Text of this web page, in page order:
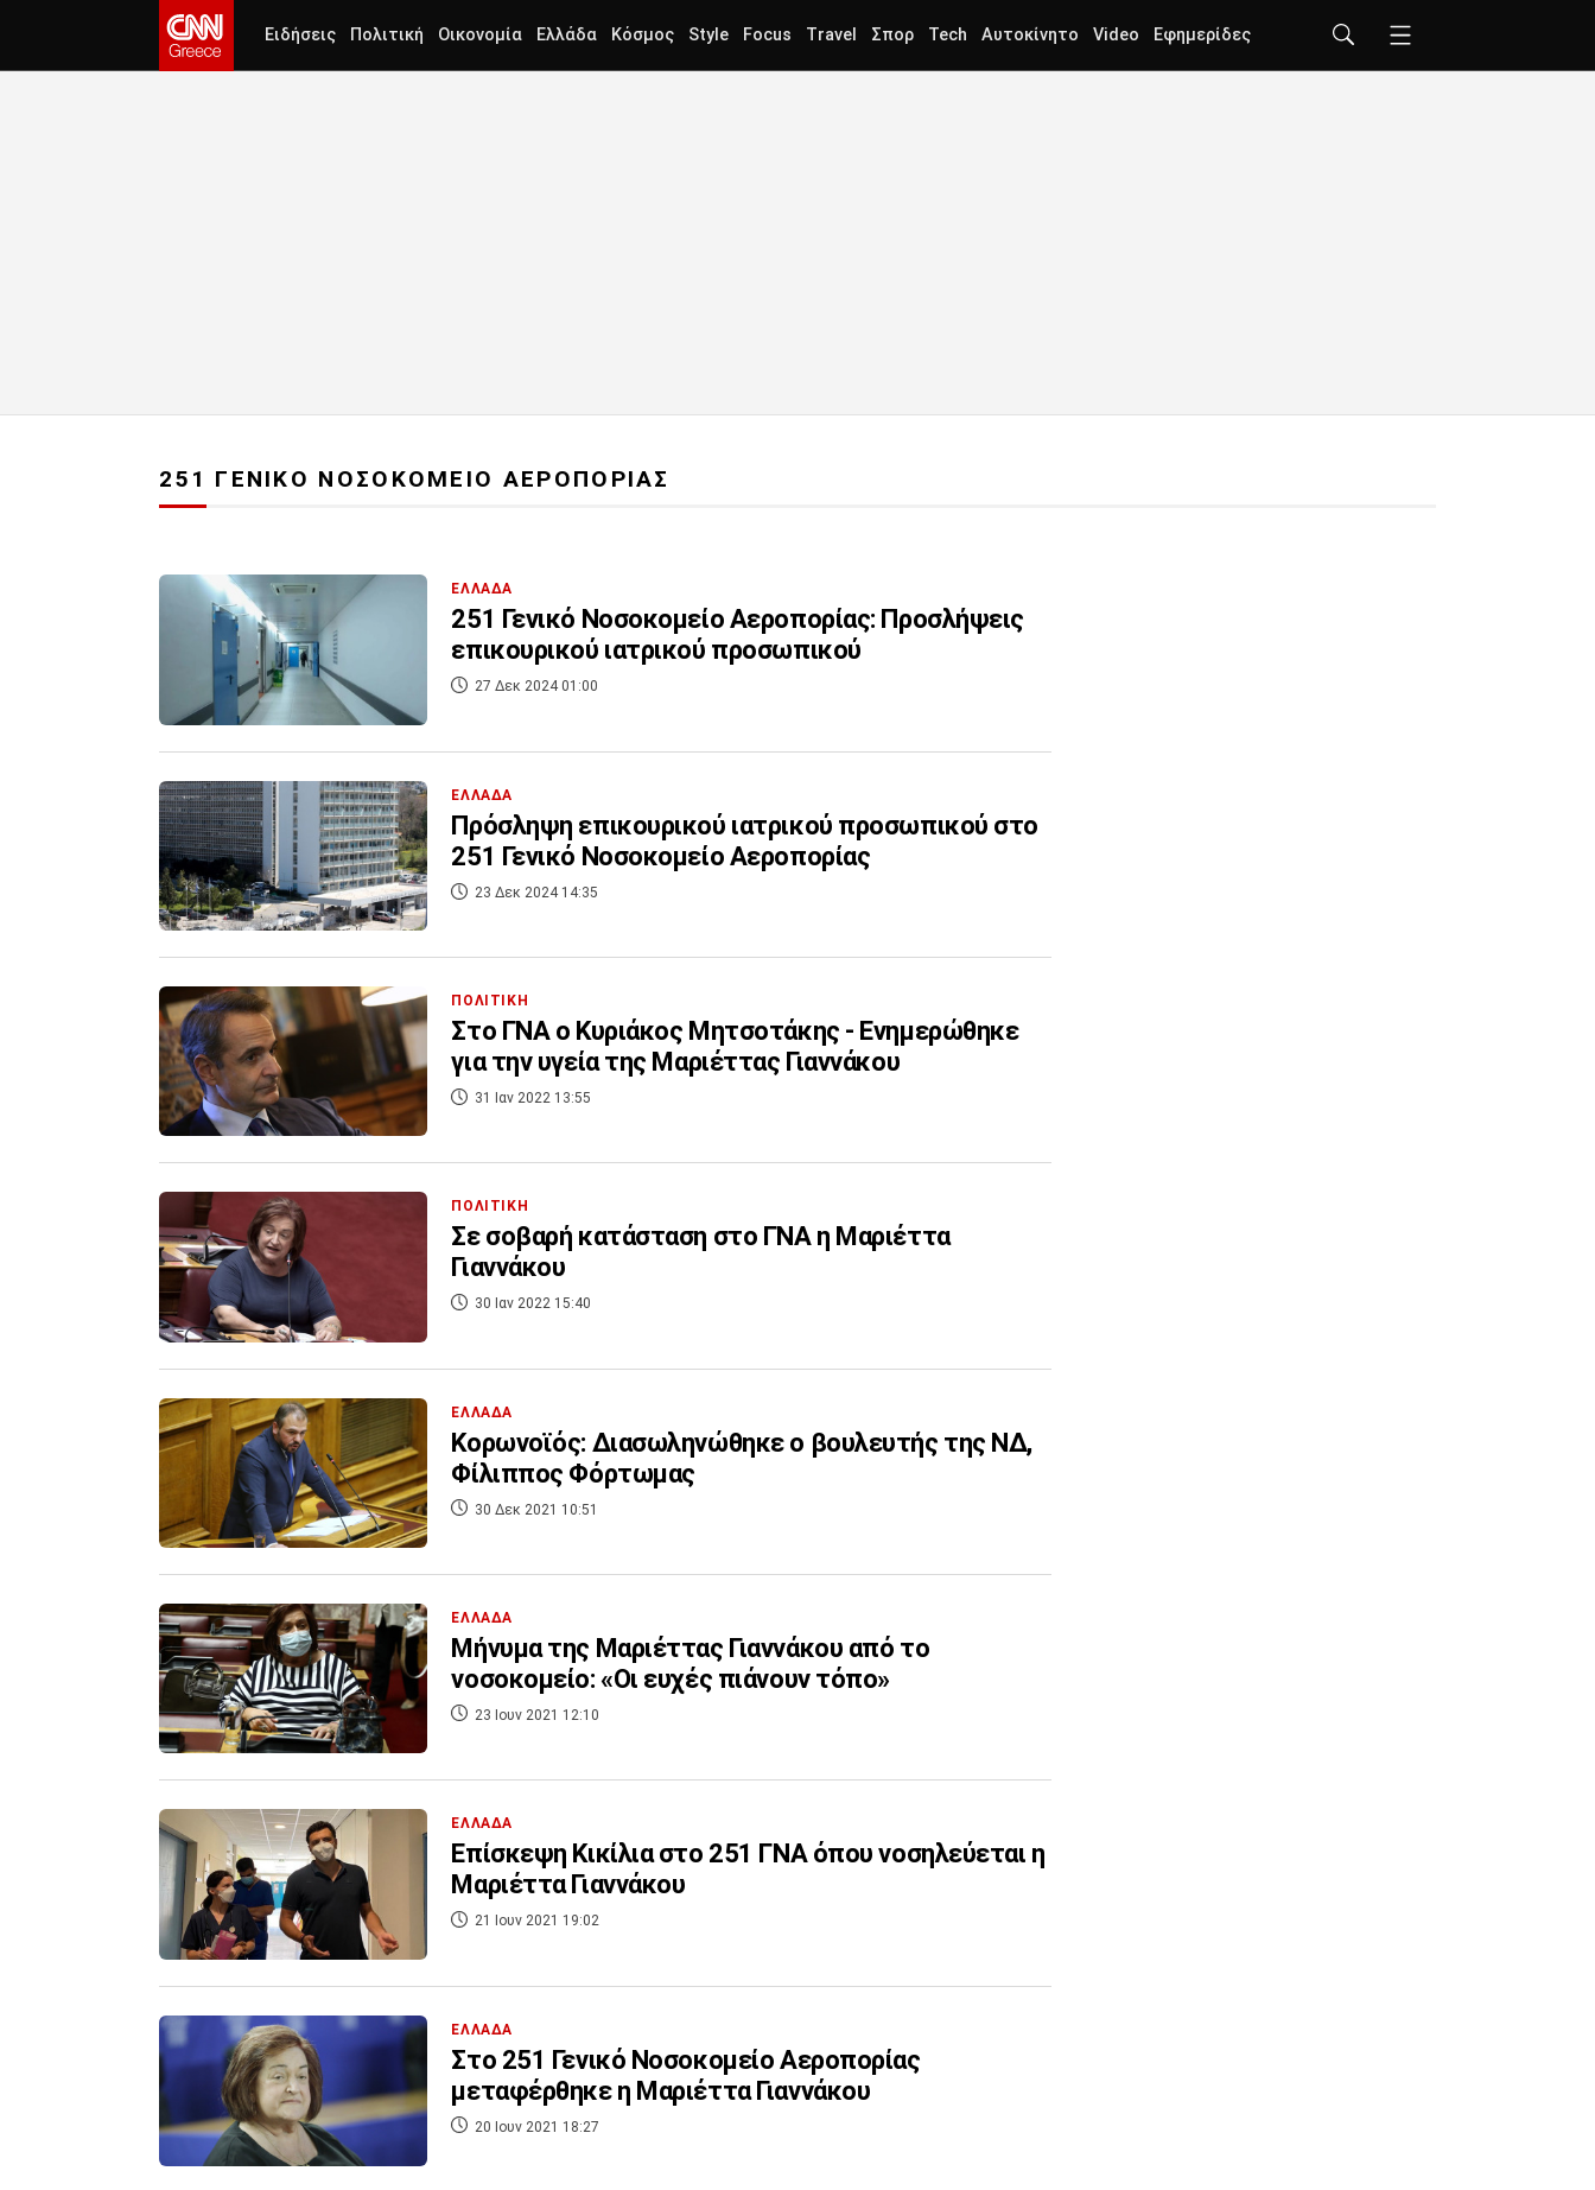
Ειδήσεις Πολιτική Οικονομία Ελλάδα Κόσμος Style Focus Travel Σπορ Tech Αυτοκίνητο Video Εφημερίδες
251 ΓΕΝΙΚΟ ΝΟΣΟΚΟΜΕΙΟ ΑΕΡΟΠΟΡΙΑΣ
ΕΛΛΑΔΑ
251 Γενικό Νοσοκομείο Αεροπορίας: Προσλήψεις
επικουρικού ιατρικού προσωπικού
27 Δεκ 2024 01:00
ΕΛΛΑΔΑ
Πρόσληψη επικουρικού ιατρικού προσωπικού στο
251 Γενικό Νοσοκομείο Αεροπορίας
23 Δεκ 2024 14:35
ΠΟΛΙΤΙΚΗ
Στο ΓΝΑ ο Κυριάκος Μητσοτάκης - Ενημερώθηκε
για την υγεία της Μαριέττας Γιαννάκου
31 Ιαν 2022 13:55
ΠΟΛΙΤΙΚΗ
Σε σοβαρή κατάσταση στο ΓΝΑ η Μαριέττα
Γιαννάκου
30 Ιαν 2022 15:40
ΕΛΛΑΔΑ
Κορωνοϊός: Διασωληνώθηκε ο βουλευτής της ΝΔ,
Φίλιππος Φόρτωμας
30 Δεκ 2021 10:51
ΕΛΛΑΔΑ
Μήνυμα της Μαριέττας Γιαννάκου από το
νοσοκομείο: «Οι ευχές πιάνουν τόπο»
23 Ιουν 2021 12:10
ΕΛΛΑΔΑ
Επίσκεψη Κικίλια στο 251 ΓΝΑ όπου νοσηλεύεται η
Μαριέττα Γιαννάκου
21 Ιουν 2021 19:02
ΕΛΛΑΔΑ
Στο 251 Γενικό Νοσοκομείο Αεροπορίας
μεταφέρθηκε η Μαριέττα Γιαννάκου
20 Ιουν 2021 18:27